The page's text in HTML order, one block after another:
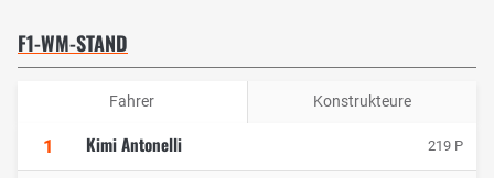
F1-WM-STAND
Fahrer Konstrukteure
1 Kimi Antonelli 219 P